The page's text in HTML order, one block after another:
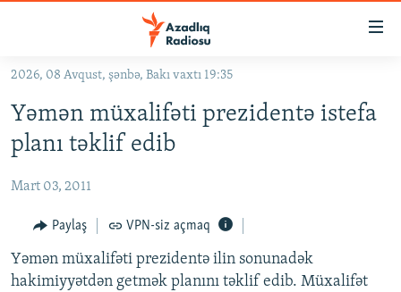
Əsas
qayıt
Əsas
naviqasiyaya
qayıt
KORRUPSIOMETR
#ƏSLINDƏ
FƏRQƏ BAX
QANUNI DOĞRU
ARAŞDIRMA
2026, 08 Avqust, şənbə, Bakı vaxtı 19:35
Yəmən müxalifəti prezidentə istefa
planı təklif edib
Mart 03, 2011
Paylaş VPN-siz açmaq
Yəmən müxalifəti prezidentə ilin sonunadək
hakimiyyətdən getmək planını təklif edib. Müxalifət